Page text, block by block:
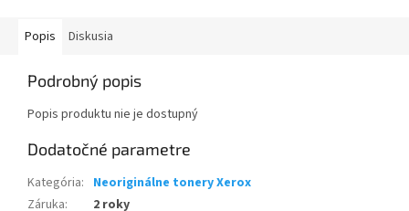
Popis Diskusia
Podrobný popis
Popis produktu nie je dostupný
Dodatočné parametre
Kategória: Neoriginálne tonery Xerox
Záruka: 2 roky